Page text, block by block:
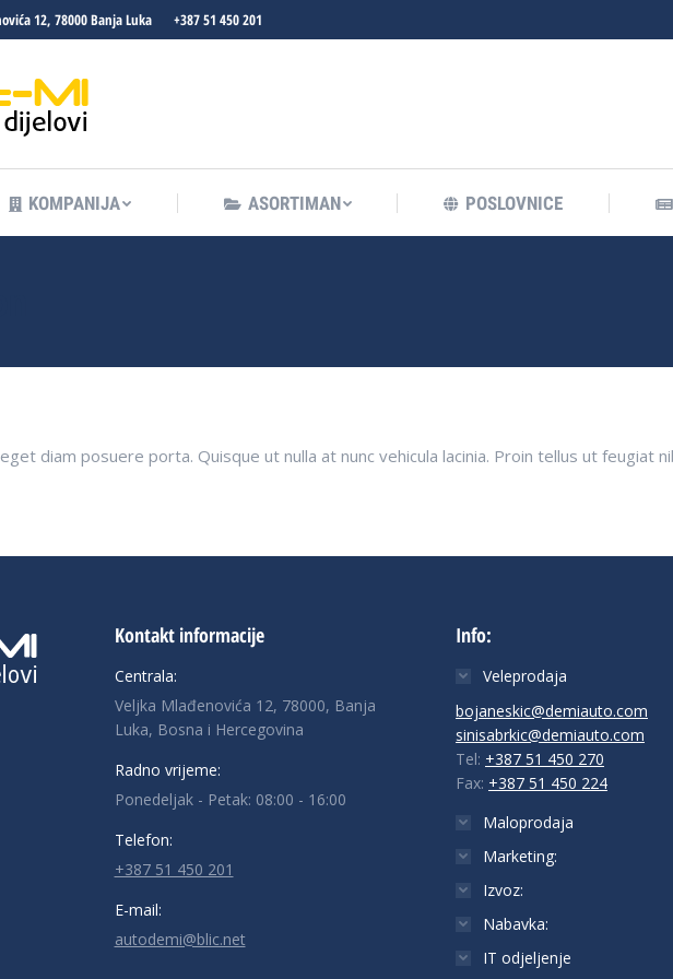
12, 78000 Banja Luka +387 51 450 201
KOMPANIJA ASORTIMAN POSLOVNICE
diam posuere porta. Quisque ut nulla at nunc vehicula lacinia. Proin tellus ut feugiat
Kontakt informacije
Centrala:
Veljka Mlađenovića 12, 78000, Banja
Luka, Bosna i Hercegovina
Radno vrijeme:
Ponedeljak - Petak: 08:00 - 16:00
Telefon:
+387 51 450 201
E-mail:
autodemi@blic.net
Info:
Veleprodaja
bojaneskic@demiauto.com
sinisabrkic@demiauto.com
Tel: +387 51 450 270
Fax: +387 51 450 224
Maloprodaja
Marketing:
Izvoz:
Nabavka:
IT odjeljenje
KOMPANIJA ASORTIMAN POSLOVNICE